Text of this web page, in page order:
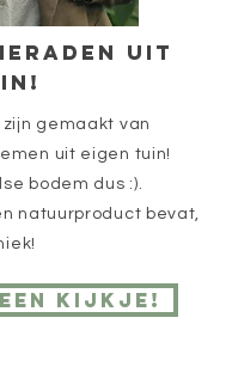
uit
gemaakt van
uit eigen tuin!
bodem dus :).
natuurproduct bevat,
een kijkje!